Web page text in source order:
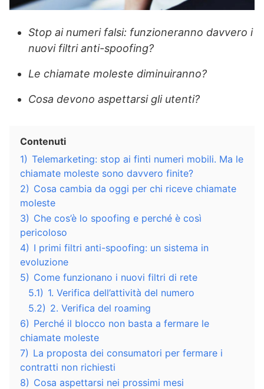
Stop ai numeri falsi: funzioneranno davvero i
nuovi filtri anti-spoofing?
Le chiamate moleste diminuiranno?
Cosa devono aspettarsi gli utenti?
Contenuti
1) Telemarketing: stop ai finti numeri mobili. Ma le
chiamate moleste sono davvero finite?
2) Cosa cambia da oggi per chi riceve chiamate
moleste
3) Che cos’è lo spoofing e perché è così
pericoloso
4) I primi filtri anti-spoofing: un sistema in
evoluzione
5) Come funzionano i nuovi filtri di rete
5.1) 1. Verifica dell’attività del numero
5.2) 2. Verifica del roaming
6) Perché il blocco non basta a fermare le
chiamate moleste
7) La proposta dei consumatori per fermare i
contratti non richiesti
8) Cosa aspettarsi nei prossimi mesi